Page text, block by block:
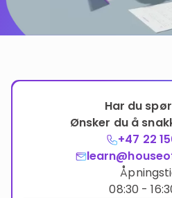
Har du
Ønsker du å
+47 22
08:30 -